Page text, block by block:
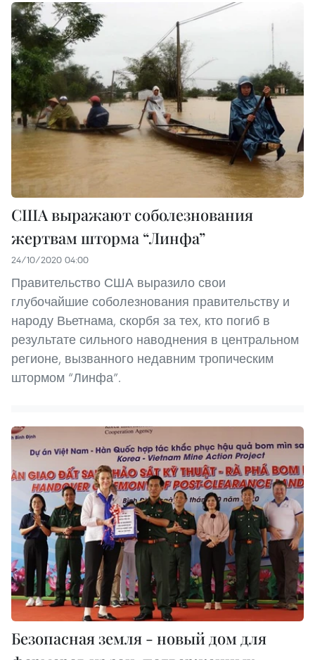
США выражают соболезнования
жертвам шторма “Линфа”
24/10/2020 04:00
Правительство США выразило свои
глубочайшие соболезнования правительству и
народу Вьетнама, скорбя за тех, кто погиб в
результате сильного наводнения в центральном
регионе, вызванного недавним тропическим
штормом “Линфа”.
Безопасная земля - новый дом для